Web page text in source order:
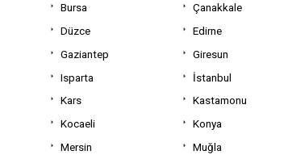
Bursa Çanakkale
Düzce Edirne
Gaziantep Giresun
Isparta İstanbul
Kars Kastamonu
Kocaeli Konya
Mersin Muğla